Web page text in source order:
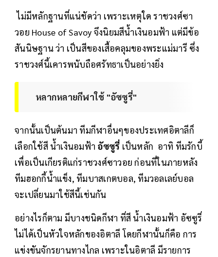
ไม่มีหลักฐานที่แน่ชัดว่า เพราะเหตุใด ราชวงศ์ซา
วอย House of Savoy จึงนิยมสีน้ำเงินอมฟ้า แต่มีข้อ
สันนิษฐาน ว่า เป็นสีของเสื้อคลุมของพระแม่มารี ซึ่ง
ราชวงศ์นี้เคารพนับถือศรัทธาเป็นอย่างยิ่ง
หลากหลายกีฬาใช้ "อัซซูรี่"
จากนั้นเป็นต้นมา ทีมกีฬาอื่นๆของประเทศอิตาลีก็
เลือกใช้สี น้ำเงินอมฟ้า อัซซูรี่ เป็นหลัก อาทิ ทีมรักบี้
เพื่อเป็นเกียรติแก่ราชวงศ์ซาวอย ก่อนที่ในภายหลัง
ทีมฮอกกี้น้ำแข็ง, ทีมบาสเกตบอล, ทีมวอลเลย์บอล
จะเปลี่ยนมาใช้สีนี้เช่นกัน
อย่างไรก็ตาม มีบางชนิดกีฬา ที่สี น้ำเงินอมฟ้า อัซซูรี่
ไม่ได้เป็นหัวใจหลักของอิตาลี โดยกีฬานั้นก็คือ การ
แข่งขันจักรยานทางไกล เพราะในอิตาลี มีรายการ